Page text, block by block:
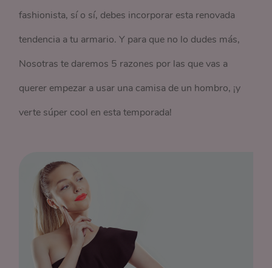
fashionista, sí o sí, debes incorporar esta renovada
tendencia a tu armario. Y para que no lo dudes más,
Nosotras te daremos 5 razones por las que vas a
querer empezar a usar una camisa de un hombro, ¡y
verte súper cool en esta temporada!